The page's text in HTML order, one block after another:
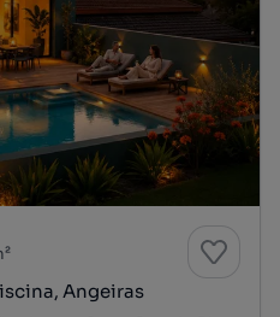
Angeiras